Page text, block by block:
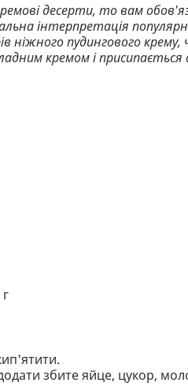
десерти, то вам
інтерпретація
ніжного пудингового
кремом і присипається
збите яйце, цукор,